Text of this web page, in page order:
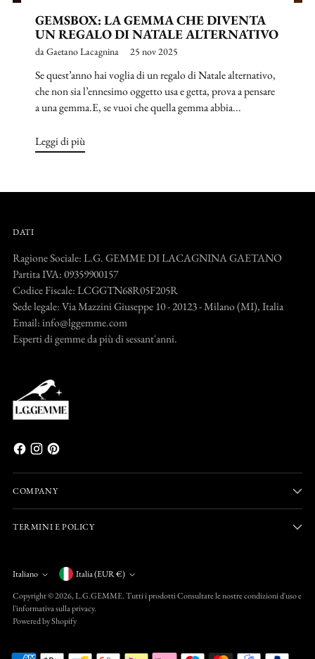
GEMSBOX: LA GEMMA CHE DIVENTA
UN REGALO DI NATALE ALTERNATIVO
da Gaetano Lacagnina 25 nov 2025
Se quest’anno hai voglia di un regalo di Natale alternativo,
che non sia l’ennesimo oggetto usa e getta, prova a pensare
a una gemma.E, se vuoi che quella gemma abbia...
Leggi di più
DATI
Ragione Sociale: L.G. GEMME DI LACAGNINA GAETANO
Partita IVA: 09359900157
Codice Fiscale: LCGGTN68R05F205R
Sede legale: Via Mazzini Giuseppe 10 - 20123 - Milano (MI), Italia
Email: info@lggemme.com
Esperti di gemme da più di sessant'anni.
COMPANY
TERMINI E POLICY
Lingua
Italiano Valuta
Italia (EUR €)
Copyright © 2026,L.G.GEMME. Tutti i prodotti Consultate le nostre condizioni d'uso e
l'informativa sulla privacy.
Powered by Shopify